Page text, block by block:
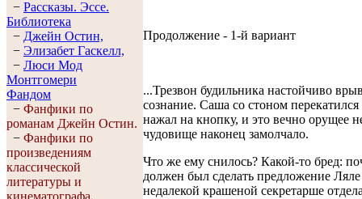
− Рассказы. Эссe.
Библиотека
− Джейн Остин,
− Элизабет Гaскелл,
− Люси Мод
Монтгомери
Фандом
− Фанфики по
романам Джейн Остин.
− Фанфики по
произведениям
классической
литературы и
кинематографа.
Продолжение - 1-й вариант
...Трезвон будильника настойчиво
сознание. Саша со стоном перекатился
нажал на кнопку, и это вечно орущее
чудовище наконец замолчало.
Что же ему снилось? Какой-то бред:
должен был сделать предложение
недалекой крашеной секретарше